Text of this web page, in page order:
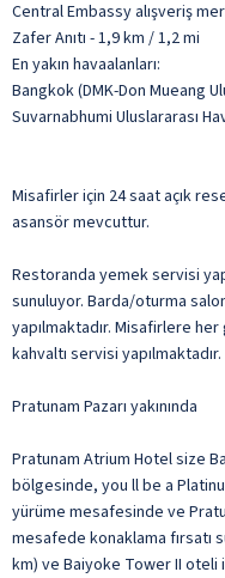
Central Embassy alışveriş
Zafer Anıtı - 1,9 km / 1,2 mi
En yakın havaalanları:
Bangkok (DMK-Don Mueang
Suvarnabhumi Uluslararası
Misafirler için 24 saat açık
asansör mevcuttur.
Restoranda yemek servisi
sunuluyor. Barda/oturma
yapılmaktadır. Misafirlere
kahvaltı servisi yapılmaktadır.
Pratunam Pazarı yakınında
Pratunam Atrium Hotel size
bölgesinde, you ll be a
yürüme mesafesinde ve
mesafede konaklama fırsatı
km) ve Baiyoke Tower II oteli